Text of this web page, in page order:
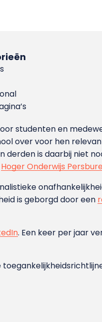
studenten en
over voor hen
is daarbij niet
Hoger Onderwijs
is geborgd door een
. Een keer per jaar